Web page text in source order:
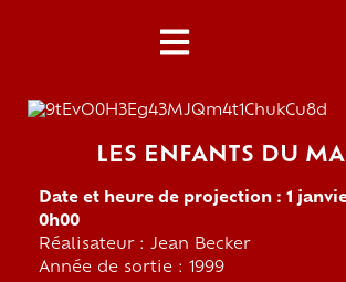
LES ENFANTS DU
Date et heure de projection : 1
0h00
Réalisateur : Jean Becker
Année de sortie : 1999